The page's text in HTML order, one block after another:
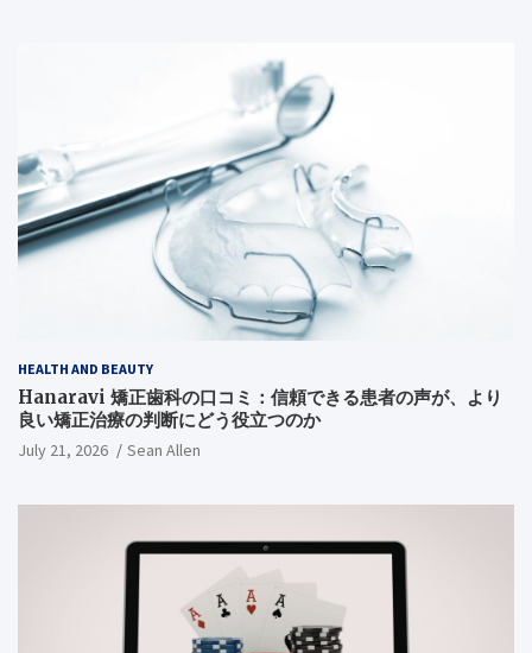
HEALTH AND BEAUTY
Hanaravi 矯正歯科の口コミ：信頼できる患者の声が、より
良い矯正治療の判断にどう役立つのか
July 21, 2026 Sean Allen